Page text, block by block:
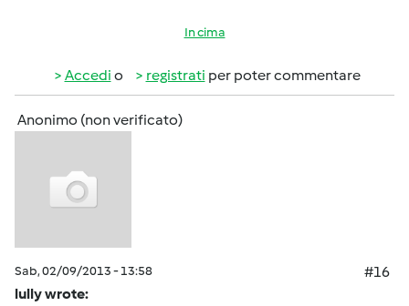
In cima
Accedi o registrati per poter commentare
Anonimo (non verificato)
Sab, 02/09/2013 - 13:58
#16
lully wrote: